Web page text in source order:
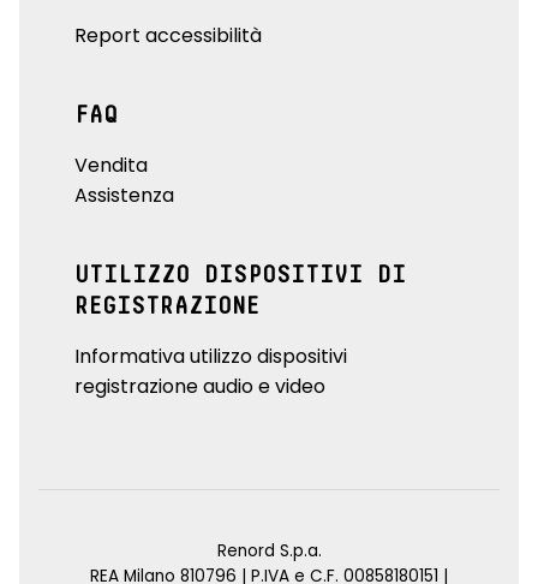
Report accessibilità
FAQ
Vendita
Assistenza
UTILIZZO DISPOSITIVI DI
REGISTRAZIONE
Informativa utilizzo dispositivi
registrazione audio e video
Renord S.p.a.
REA Milano 810796 | P.IVA e C.F. 00858180151 |